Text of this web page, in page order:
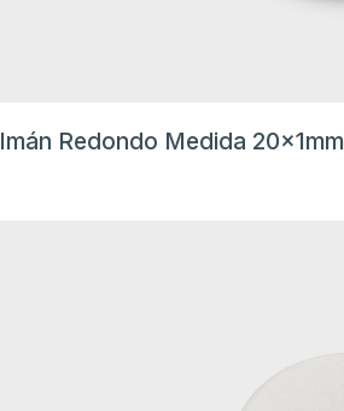
Imán Redondo Medida 20x1mm